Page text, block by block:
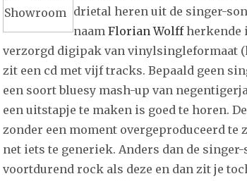
drietal heren uit de singer-
naam Florian Wolffherkende
verzorgd digipak van vinylsingleformaat
zit een cd met vijf tracks. Bepaald geen
een soort bluesy mash-up van
een uitstapje te maken is goed te horen.
zonder een moment overgeproduceerd
net iets te generiek. Anders dan de
voortdurend rock als deze en dan zit je